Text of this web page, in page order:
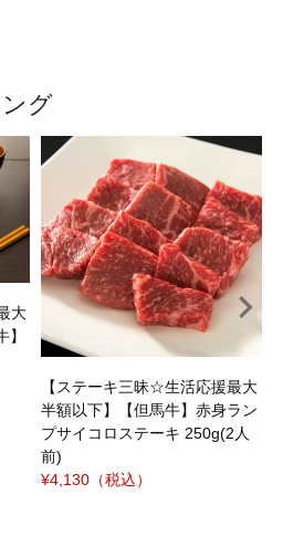
グ
大
【ステーキ三昧☆生活応援最大
半額以下】【但馬牛】赤身ラン
プサイコロステーキ 250g(2人
前)
¥4,130 （税込）